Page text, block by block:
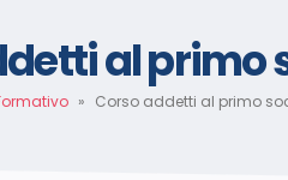
al primo
» Corso addetti al primo